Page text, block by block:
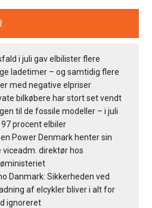
i juli gav elbilister flere
ladetimer – og samtidig flere
med negative elpriser
bilkøbere har stort set vendt
til de fossile modeller – i juli
procent elbiler
Power Denmark henter sin
viceadm. direktør hos
Danmark: Sikkerheden ved
af elcykler bliver i alt for
ignoreret